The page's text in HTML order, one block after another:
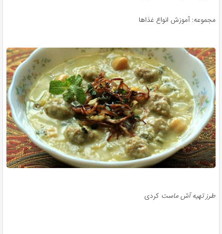
مجموعه: آموزش انواع غذاها
طرز تهیه آش ماست کردی